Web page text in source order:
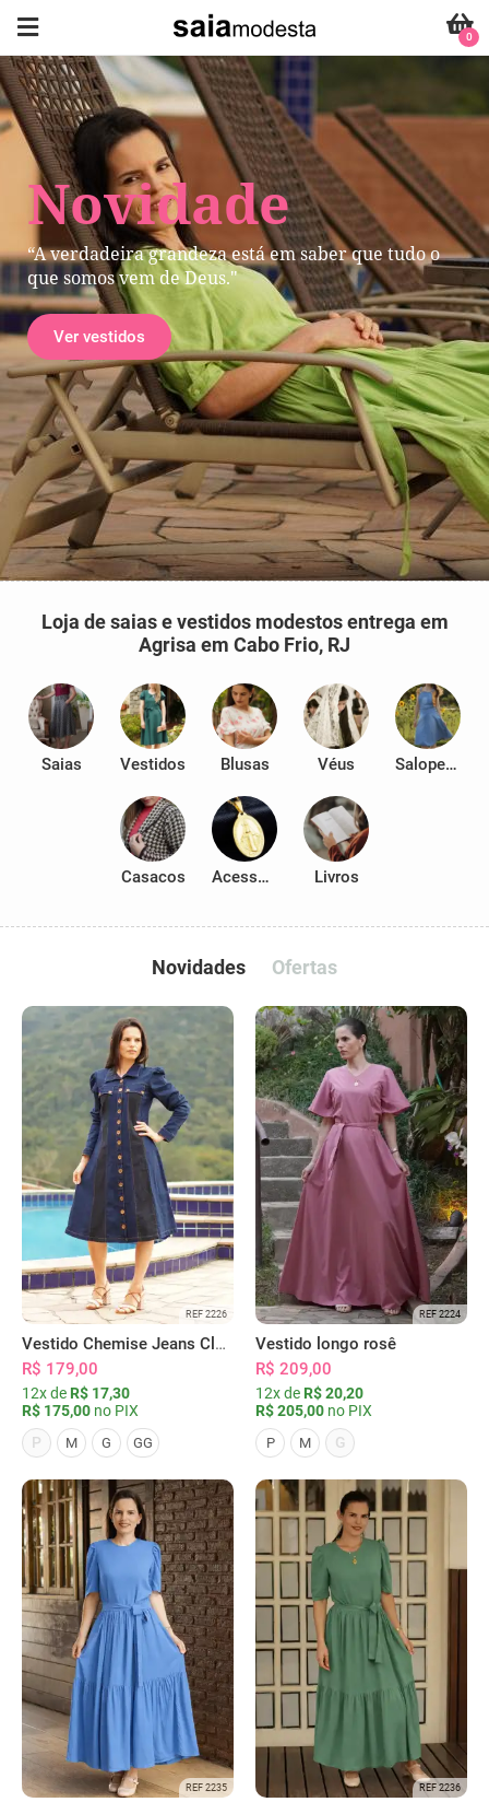
Novidade
“A verdadeira grandeza está em saber que tudo o
que somos vem de Deus."
Ver vestidos
0
Loja de saias e vestidos modestos entrega em
Agrisa em Cabo Frio, RJ
Saias Vestidos Blusas Véus Salopetes
Casacos Acessórios Livros
Novidades Ofertas
REF 2226
Vestido Chemise Jeans Clássica Serena
R$ 179,00
12x de R$ 17,30
R$ 175,00 no PIX
P
M G GG
REF 2224
Vestido longo rosê
R$ 209,00
12x de R$ 20,20
R$ 205,00 no PIX
P M G
REF 2235 REF 2236